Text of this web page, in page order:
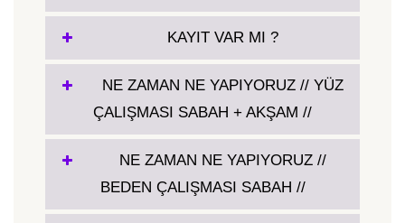
KAYIT VAR MI ?
NE ZAMAN NE YAPIYORUZ // YÜZ
ÇALIŞMASI SABAH + AKŞAM //
NE ZAMAN NE YAPIYORUZ //
BEDEN ÇALIŞMASI SABAH //